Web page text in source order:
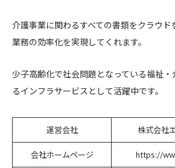
介護事業に関わるすべての書類をクラウド
業務の効率化を実現してくれます。
少子高齢化で社会問題となっている福祉
るインフラサービスとして活躍中です。
運営会社 株式会社
会社ホームページ https://